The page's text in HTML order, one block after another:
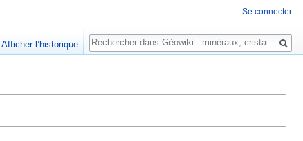
Se connecter
Afficher l’historique
Rechercher